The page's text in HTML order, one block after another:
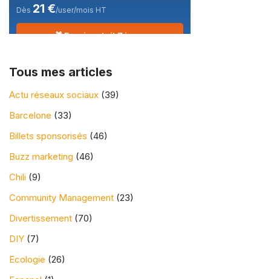
Dès 21 €/user/mois HT
🎁 Essai gratuit 7 jours
Tous mes articles
Actu réseaux sociaux (39)
Barcelone (33)
Billets sponsorisés (46)
Buzz marketing (46)
Chili (9)
Community Management (23)
Divertissement (70)
DIY (7)
Ecologie (26)